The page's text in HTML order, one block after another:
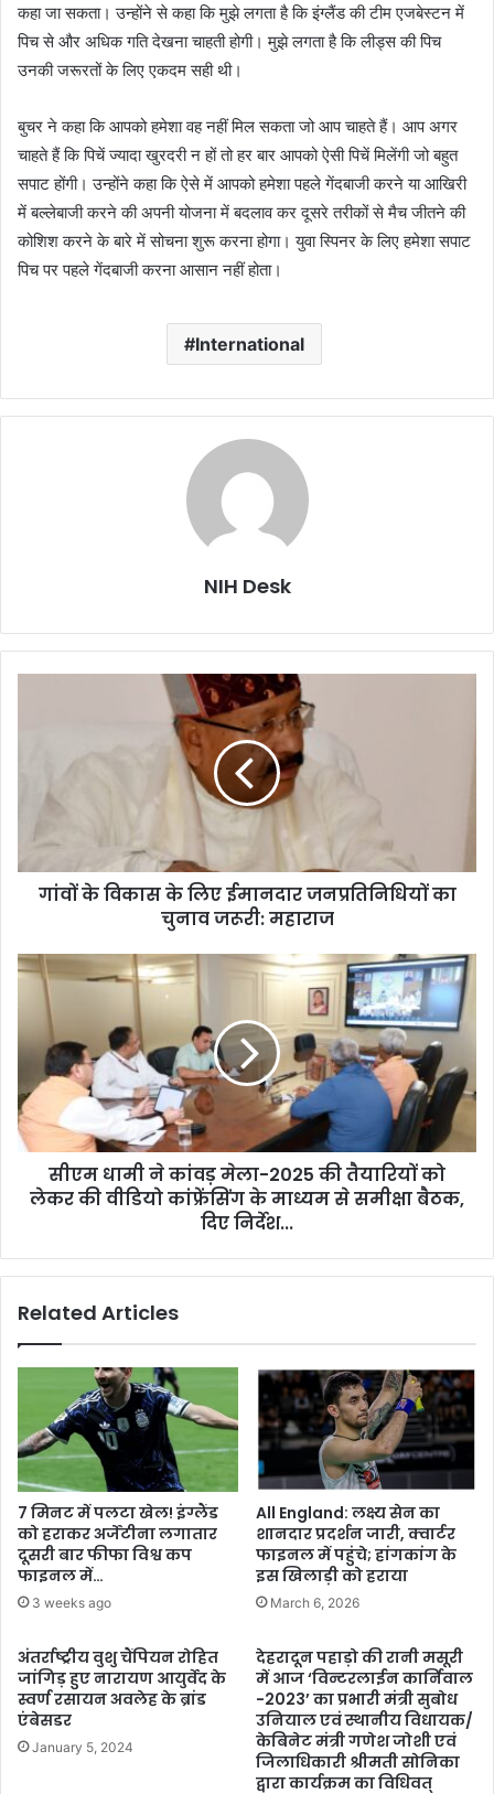
कहा जा सकता। उन्होंने से कहा कि मुझे लगता है कि इंग्लैंड की टीम एजबेस्टन में
पिच से और अधिक गति देखना चाहती होगी। मुझे लगता है कि लीड्स की पिच
उनकी जरूरतों के लिए एकदम सही थी।
बुचर ने कहा कि आपको हमेशा वह नहीं मिल सकता जो आप चाहते हैं। आप अगर
चाहते हैं कि पिचें ज्यादा खुरदरी न हों तो हर बार आपको ऐसी पिचें मिलेंगी जो बहुत
सपाट होंगी। उन्होंने कहा कि ऐसे में आपको हमेशा पहले गेंदबाजी करने या आखिरी
में बल्लेबाजी करने की अपनी योजना में बदलाव कर दूसरे तरीकों से मैच जीतने की
कोशिश करने के बारे में सोचना शुरू करना होगा। युवा स्पिनर के लिए हमेशा सपाट
पिच पर पहले गेंदबाजी करना आसान नहीं होता।
International
NIH Desk
ईमानदार
चुनाव
जरूरी:गांवों के विकास के लिए ईमानदार जनप्रतिनिधियों का
चुनाव जरूरी: महाराज
सीएम
मेला-2025
तैयारियों
को
लेकर
वीडियो
माध्यम
समीक्षा
सीएम धामी ने कांवड़ मेला-2025 की तैयारियों को
लेकर की वीडियो कांफ्रेंसिंग के माध्यम से समीक्षा बैठक,
दिए निर्देश...
Related Articles
7 मिनट में पलटा खेल! इंग्लैंड
को हराकर अर्जेंटीना लगातार
दूसरी बार फीफा विश्व कप
फाइनल में…
3 weeks ago
All England: लक्ष्य सेन का
शानदार प्रदर्शन जारी, क्वार्टर
फाइनल में पहुंचे; हांगकांग के
इस खिलाड़ी को हराया
March 6, 2026
अंतर्राष्ट्रीय वुशु चैंपियन रोहित
जांगिड़ हुए नारायण आयुर्वेद के
स्वर्ण रसायन अवलेह के ब्रांड
एंबेसडर
January 5, 2024
देहरादून पहाड़ो की रानी मसूरी
में आज ‘विन्टरलाईन कार्निवाल
-2023’ का प्रभारी मंत्री सुबोध
उनियाल एवं स्थानीय विधायक/
केबिनेट मंत्री गणेश जोशी एवं
जिलाधिकारी श्रीमती सोनिका
द्वारा कार्यक्रम का विधिवत्